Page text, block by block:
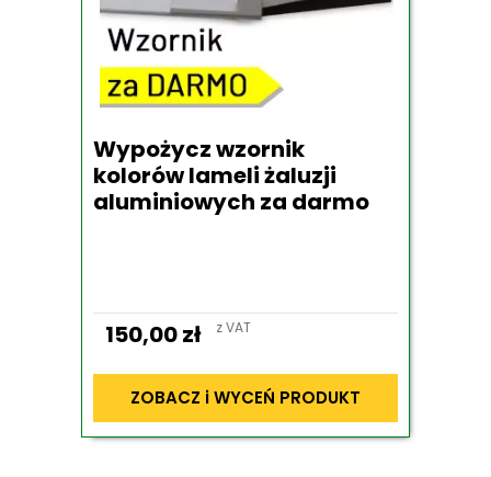
Wypożycz wzornik
kolorów lameli żaluzji
aluminiowych za darmo
150,00zł z VAT
ZOBACZ i WYCEŃ PRODUKT